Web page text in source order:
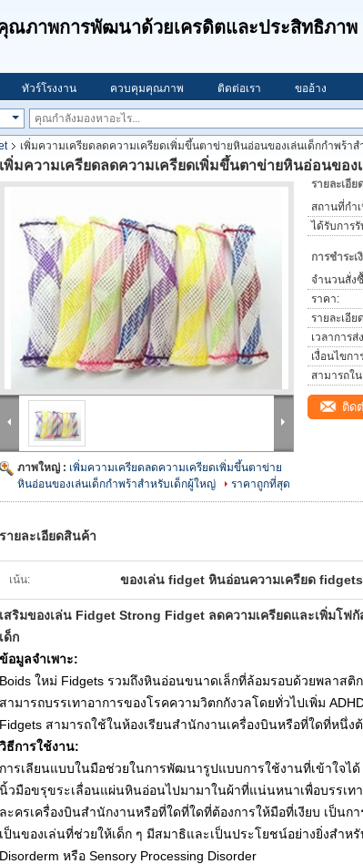
ณภาพการพัฒนาด้วยเครดิตและประสิทธิภาพ
ทัวร์โรงงาน ควบคุมคุณภาพ ติดต่อเรา ขออ้าง
เพิ่มความเครียดลดความเครียดเพิ่มขึ้นตาข่ายหินอ่อนของเล่นเด็กกำพร้า
เพิ่มความเครียดลดความเครียดเพิ่มขึ้นตาข่ายหินอ่อนของ
ภาพใหญ่ : เพิ่มความเครียดลดความเครียดเพิ่มขึ้นตาข่าย
หินอ่อนของเล่นเด็กกำพร้าสำหรับเด็กผู้ใหญ่
ราคาถูกที่สุด
รายละเอี
สถานที่กำ
ได้รับการรั
การชำระเ
จำนวนสั่ง
ราคา:
รายละเอีย
เวลาการส่
เงื่อนไขกา
สามารถใ
ติด
รายละเอียดสินค้า
เน้น: ของเล่น fidget หินอ่อนความเครียด
เสริมของเล่น Fidget Strong Fidget ลดความเครียดและเพิ่มโ
เด็ก
ข้อมูลจำเพาะ:
Boids ใหม่ Fidgets รวมถึงหินอ่อนขนาดเล็กที่ล้อมรอบด้วยพลาสติ
สามารถบรรเทาอาการของโรคความวิตกกังวลโดยทั่วไปเพิ่ม
Fidgets สามารถใช้ในห้องเรียนสำนักงานเครื่องบินหรือที่ใดที่หนึ่งต้
วิธีการใช้งาน:
การเลียนแบบในมือช่วยในการพัฒนารูปแบบการใช้งานที่เข้าใจได้
นิ้วมือขรุขระเลื่อนแผ่นหินอ่อนไปมามาในผ้าที่แน่นหนาเพื่อบรรเท
ละครเครื่องบินสำนักงานหรือที่ใดที่ใดที่ต้องการให้มือที่เงียบ เป็นก
เป็นของเล่นที่ช่วยให้เด็ก ๆ มีสมาธิและเป็นประโยชน์อย่างยิ่งสำห
Disorderm หรือ Sensory Processing Disorder